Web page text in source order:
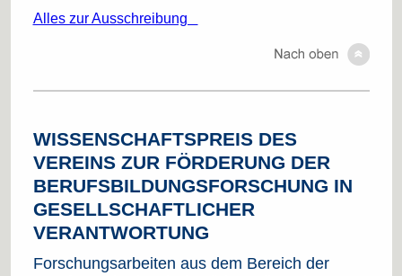
Alles zur Ausschreibung
WISSENSCHAFTSPREIS DES
VEREINS ZUR FÖRDERUNG DER
BERUFSBILDUNGSFORSCHUNG IN
GESELLSCHAFTLICHER
VERANTWORTUNG
Forschungsarbeiten aus dem Bereich der